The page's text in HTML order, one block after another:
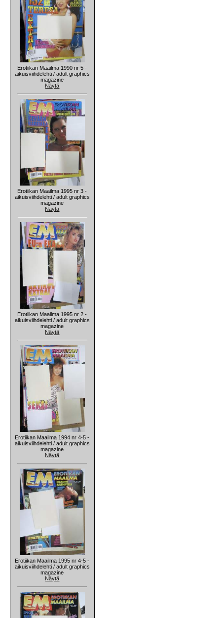
Erotiikan Maailma 1990 nr 5 -
aikuisviihdelehti / adult graphics
magazine
Näytä
Erotiikan Maailma 1995 nr 3 -
aikuisviihdelehti / adult graphics
magazine
Näytä
Erotiikan Maailma 1995 nr 2 -
aikuisviihdelehti / adult graphics
magazine
Näytä
Erotiikan Maailma 1994 nr 4-5 -
aikuisviihdelehti / adult graphics
magazine
Näytä
Erotiikan Maailma 1995 nr 4-5 -
aikuisviihdelehti / adult graphics
magazine
Näytä